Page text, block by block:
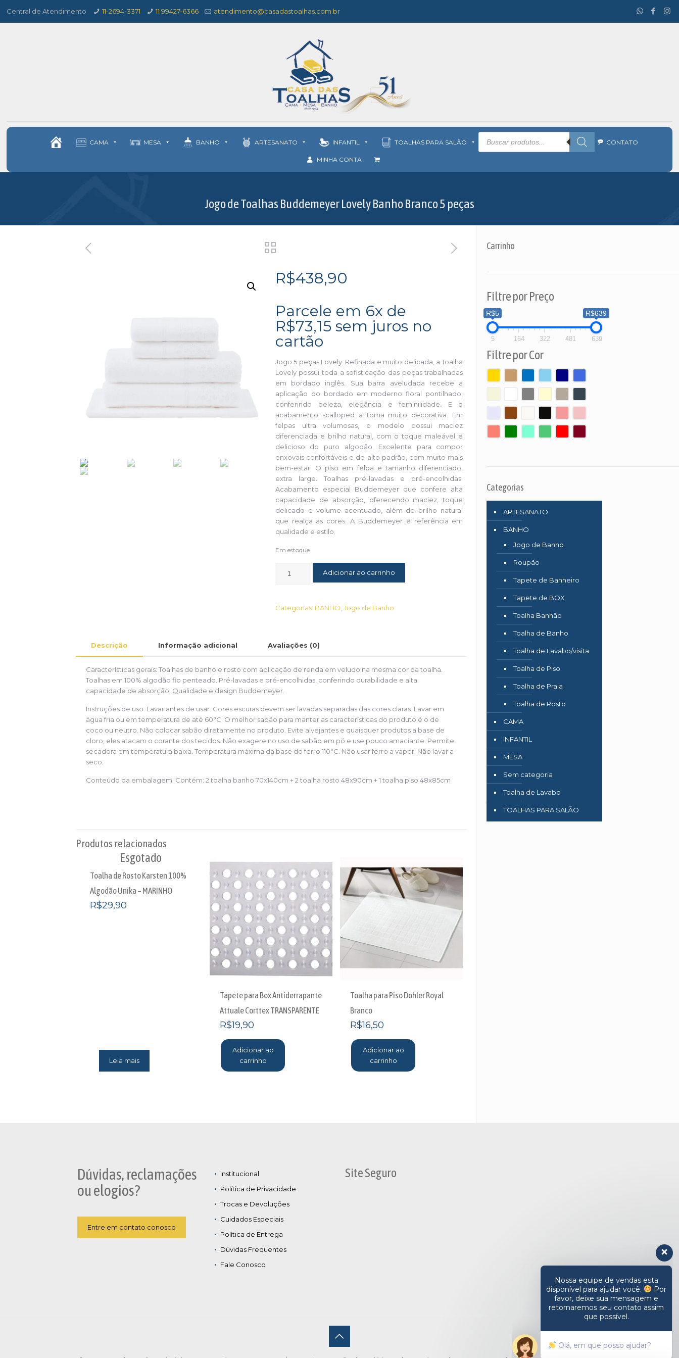
Central de Atendimento 11-2694-3371 11 99427-6366 atendimento@casadastoalhas.com.br
CAMA MESA BANHO ARTESANATO INFANTIL TOALHAS PARA SALÃO
Pesquisar
produtos CONTATO
MINHA CONTA
Jogo de Toalhas Buddemeyer Lovely Banho Branco 5 peças
R$438,90
Parcele em 6x de
R$73,15 sem juros no
cartão
Jogo 5 peças Lovely. Refinada e muito delicada, a Toalha
Lovely possui toda a sofisticação das peças trabalhadas
em bordado inglês. Sua barra aveludada recebe a
aplicação do bordado em moderno floral pontilhado,
conferindo beleza, elegância e feminilidade. E o
acabamento scalloped a torna muito decorativa. Em
felpas ultra volumosas, o modelo possui maciez
diferenciada e brilho natural, com o toque maleável e
delicioso do puro algodão. Excelente para compor
enxovais confortáveis e de alto padrão, com muito mais
bem-estar. O piso em felpa e tamanho diferenciado,
extra large. Toalhas pré-lavadas e pré-encolhidas.
Acabamento especial Buddemeyer que confere alta
capacidade de absorção, oferecendo maciez, toque
delicado e volume acentuado, além de brilho natural
que realça as cores. A Buddemeyer é referência em
qualidade e estilo.
Em estoque
Adicionar ao carrinho
Categorias: BANHO Jogo de Banho
Descrição Informação adicional Avaliações (0)
Características gerais: Toalhas de banho e rosto com aplicação de renda em veludo na mesma cor da toalha.
Toalhas em 100% algodão fio penteado. Pré-lavadas e pré-encolhidas, conferindo durabilidade e alta
capacidade de absorção. Qualidade e design Buddemeyer.
Instruções de uso: Lavar antes de usar. Cores escuras devem ser lavadas separadas das cores claras. Lavar em
água fria ou em temperatura de até 60°C. O melhor sabão para manter as características do produto é o de
coco ou neutro. Não colocar sabão diretamente no produto. Evite alvejantes e quaisquer produtos a base de
cloro, eles atacam o corante dos tecidos. Não exagere no uso de sabão em pó e use pouco amaciante. Permite
secadora em temperatura baixa. Temperatura máxima da base do ferro 110°C. Não usar ferro a vapor. Não lavar a
seco.
Conteúdo da embalagem: Contém: 2 toalha banho 70x140cm + 2 toalha rosto 48x90cm + 1 toalha piso 48x85cm
Produtos relacionados
Esgotado
Toalha de Rosto Karsten 100%
Algodão Unika – MARINHO
R$29,90
Leia mais
Tapete para Box Antiderrapante
Attuale Corttex TRANSPARENTE
R$19,90
Adicionar ao
carrinho
Toalha para Piso Dohler Royal
Branco
R$16,50
Adicionar ao
carrinho
Carrinho
Filtre por Preço
R$5 R$639
5 164 322 481 639
Filtre por Cor
Categorias
ARTESANATO
BANHO
Jogo de Banho
Roupão
Tapete de Banheiro
Tapete de BOX
Toalha Banhão
Toalha de Banho
Toalha de Lavabo/visita
Toalha de Piso
Toalha de Praia
Toalha de Rosto
CAMA
INFANTIL
MESA
Sem categoria
Toalha de Lavabo
TOALHAS PARA SALÃO
Dúvidas, reclamações
ou elogios?
Entre em contato conosco
Institucional
Política de Privacidade
Trocas e Devoluções
Cuidados Especiais
Política de Entrega
Dúvidas Frequentes
Fale Conosco
Site Seguro
Nossa equipe de vendas esta
disponível para ajudar você.
Por
favor, deixe sua mensagem e
retornaremos seu contato assim
que possível.
Olá, em que posso ajudar?